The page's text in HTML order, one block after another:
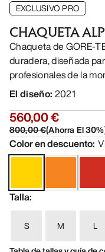
EXCLUSIVO PRO
CHAQUETA
Chaqueta de GORE-
duradera, diseñada
profesionales de la
El diseño: 2021
560,00 €
800,00 €(Ahorra El30
Color en descuento:
Talla:
S M L